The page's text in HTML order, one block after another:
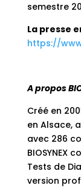
semestre
La presse
https://
A propos
Créé en
en Alsace,
avec 286
BIOSYNEX
Tests de
version